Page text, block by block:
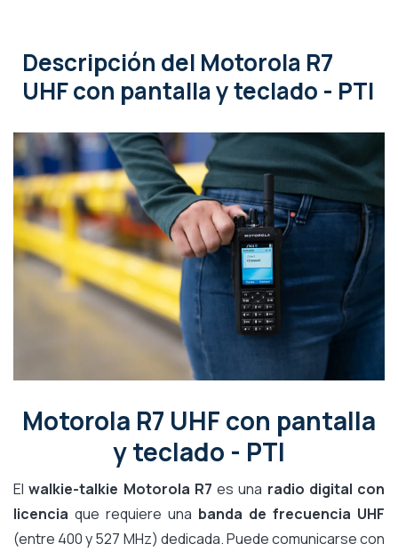
Descripción del Motorola R7
UHF con pantalla y teclado - PTI
Motorola R7 UHF con pantalla
y teclado - PTI
Elwalkie-talkie Motorola R7 es una radio digital con
licencia que requiere una banda de frecuencia UHF
(entre 400 y 527 MHz) dedicada. Puede comunicarse con